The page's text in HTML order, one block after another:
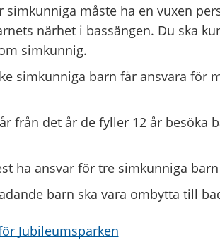
simkunniga måste ha en vuxen
närhet i bassängen. Du ska
simkunnig.
simkunniga barn får ansvara för
från det år de fyller 12 år besöka
ha ansvar för tre simkunniga
barn ska vara ombytta till
Jubileumsparken